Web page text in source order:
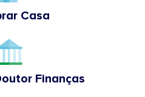
Casa
Finanças